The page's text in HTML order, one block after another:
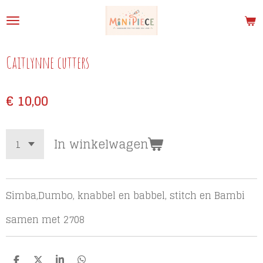
direct
de
hoofdinhoud
Caitlynne cutters
€ 10,00
In winkelwagen
Simba,Dumbo, knabbel en babbel, stitch en Bambi
samen met 2708